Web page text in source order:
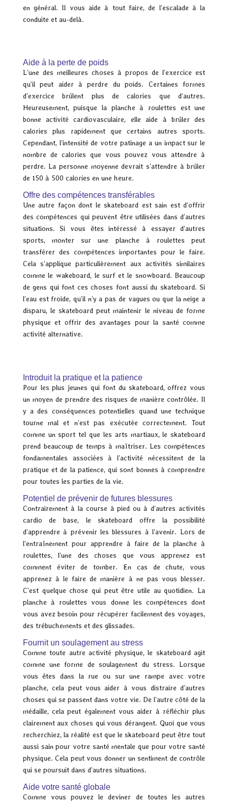
en général. Il vous aide à tout faire, de l’escalade à la
conduite et au-delà.
Aide à la perte de poids
L’une des meilleures choses à propos de l’exercice est
qu’il peut aider à perdre du poids. Certaines formes
d’exercice brûlent plus de calories que d’autres.
Heureusement, puisque la planche à roulettes est une
bonne activité cardiovasculaire, elle aide à brûler des
calories plus rapidement que certains autres sports.
Cependant, l’intensité de votre patinage a un impact sur le
nombre de calories que vous pouvez vous attendre à
perdre. La personne moyenne devrait s’attendre à brûler
de 150 à 500 calories en une heure.
Offre des compétences transférables
Une autre façon dont le skateboard est sain est d’offrir
des compétences qui peuvent être utilisées dans d’autres
situations. Si vous êtes intéressé à essayer d’autres
sports, monter sur une planche à roulettes peut
transférer des compétences importantes pour le faire.
Cela s’applique particulièrement aux activités similaires
comme le wakeboard, le surf et le snowboard. Beaucoup
de gens qui font ces choses font aussi du skateboard. Si
l’eau est froide, qu’il n’y a pas de vagues ou que la neige a
disparu, le skateboard peut maintenir le niveau de forme
physique et offrir des avantages pour la santé comme
activité alternative.
Introduit la pratique et la patience
Pour les plus jeunes qui font du skateboard, offrez vous
un moyen de prendre des risques de manière contrôlée. Il
y a des conséquences potentielles quand une technique
tourne mal et n’est pas exécutée correctement. Tout
comme un sport tel que les arts martiaux, le skateboard
prend beaucoup de temps à maîtriser. Les compétences
fondamentales associées à l’activité nécessitent de la
pratique et de la patience, qui sont bonnes à comprendre
pour toutes les parties de la vie.
Potentiel de prévenir de futures blessures
Contrairement à la course à pied ou à d’autres activités
cardio de base, le skateboard offre la possibilité
d’apprendre à prévenir les blessures à l’avenir. Lors de
l’entraînement pour apprendre à faire de la planche à
roulettes, l’une des choses que vous apprenez est
comment éviter de tomber. En cas de chute, vous
apprenez à le faire de manière à ne pas vous blesser.
C’est quelque chose qui peut être utile au quotidien. La
planche à roulettes vous donne les compétences dont
vous avez besoin pour récupérer facilement des voyages,
des trébuchements et des glissades.
Fournit un soulagement au stress
Comme toute autre activité physique, le skateboard agit
comme une forme de soulagement du stress. Lorsque
vous êtes dans la rue ou sur une rampe avec votre
planche, cela peut vous aider à vous distraire d’autres
choses qui se passent dans votre vie. De l’autre côté de la
médaille, cela peut également vous aider à réfléchir plus
clairement aux choses qui vous dérangent. Quoi que vous
recherchiez, la réalité est que le skateboard peut être tout
aussi sain pour votre santé mentale que pour votre santé
physique. Cela peut vous donner un sentiment de contrôle
qui se poursuit dans d’autres situations.
Aide votre santé globale
Comme vous pouvez le deviner de toutes les autres